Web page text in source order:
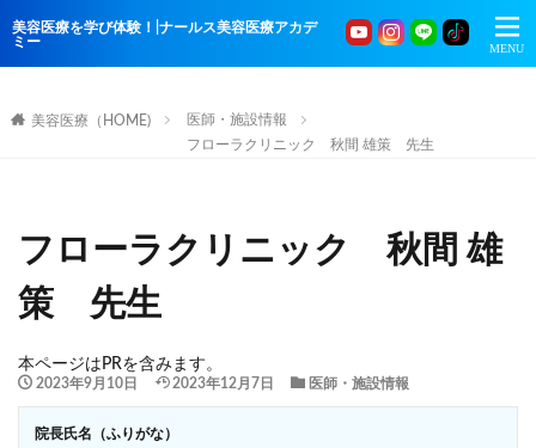
美容医療を学び体験！|ナールス美容医療アカデ
ミー
美容医療（HOME)
医師・施設情報
フローラクリニック 秋間 雄策 先生
フローラクリニック 秋間 雄
策 先生
本ページはPRを含みます。
2023年9月10日 2023年12月7日 医師・施設情報
院長氏名（ふりがな）